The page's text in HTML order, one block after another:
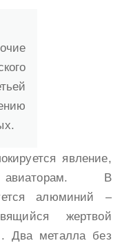
явление,
В
алюминий –
жертвой
Два металла без